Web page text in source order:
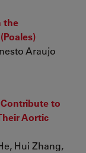
the
Araujo
to
Aortic
Hui Zhang,